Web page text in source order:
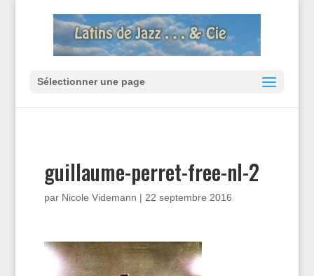
Sélectionner une page
guillaume-perret-free-nl-2
par Nicole Videmann | 22 septembre 2016